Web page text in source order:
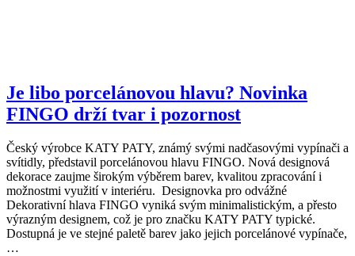
Je libo porcelánovou hlavu? Novinka
FINGO drží tvar i pozornost
Český výrobce KATY PATY, známý svými nadčasovými vypínači a
svítidly, představil porcelánovou hlavu FINGO. Nová designová
dekorace zaujme širokým výběrem barev, kvalitou zpracování i
možnostmi využití v interiéru. Designovka pro odvážné
Dekorativní hlava FINGO vyniká svým minimalistickým, a přesto
výrazným designem, což je pro značku KATY PATY typické.
Dostupná je ve stejné paletě barev jako jejich porcelánové vypínače,
…